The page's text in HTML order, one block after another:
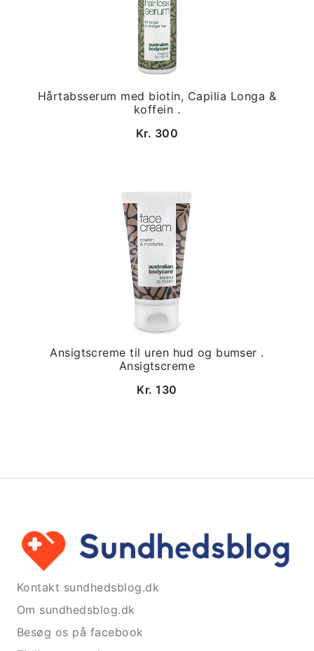
Hårtabsserum med biotin, Capilia Longa &
koffein .
Kr. 300
Ansigtscreme til uren hud og bumser .
Ansigtscreme
Kr. 130
Kontakt sundhedsblog.dk
Om sundhedsblog.dk
Besøg os på facebook